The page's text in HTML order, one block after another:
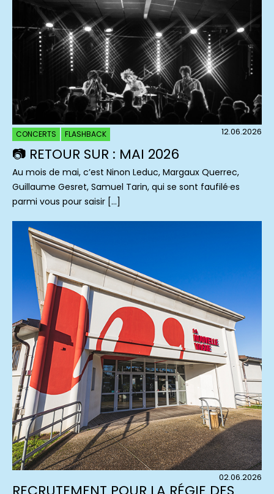
CONCERTS FLASHBACK 12.06.2026
📷 RETOUR SUR : MAI 2026
Au mois de mai, c’est Ninon Leduc, Margaux Querrec,
Guillaume Gesret, Samuel Tarin, qui se sont faufilé·es
parmi vous pour saisir […]
02.06.2026